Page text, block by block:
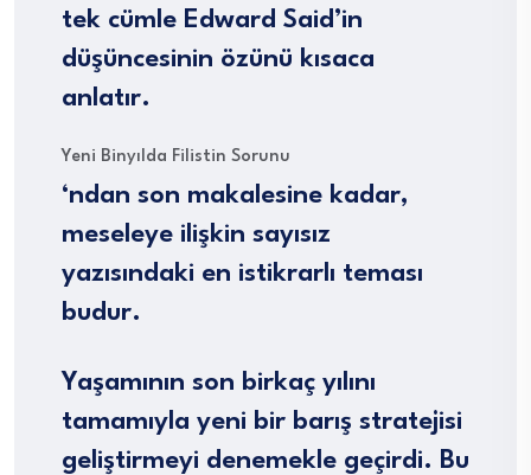
tek cümle Edward Said’in
düşüncesinin özünü kısaca
anlatır.
Yeni Binyılda Filistin Sorunu
‘ndan son makalesine kadar,
meseleye ilişkin sayısız
yazısındaki en istikrarlı teması
budur.
Yaşamının son birkaç yılını
tamamıyla yeni bir barış stratejisi
geliştirmeyi denemekle geçirdi. Bu